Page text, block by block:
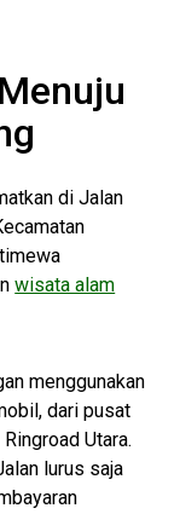
di Jalan
wisata alam
menggunakan
dari pusat
Utara.
lurus saja